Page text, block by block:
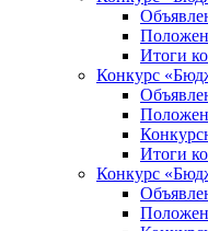
Итоги
Конкурс
Итоги
Конкурс